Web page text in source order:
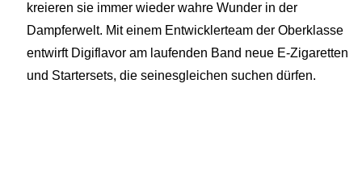
kreieren sie immer wieder wahre Wunder in der
Dampferwelt. Mit einem Entwicklerteam der Oberklasse
entwirft Digiflavor am laufenden Band neue E-Zigaretten
und Startersets, die seinesgleichen suchen dürfen.